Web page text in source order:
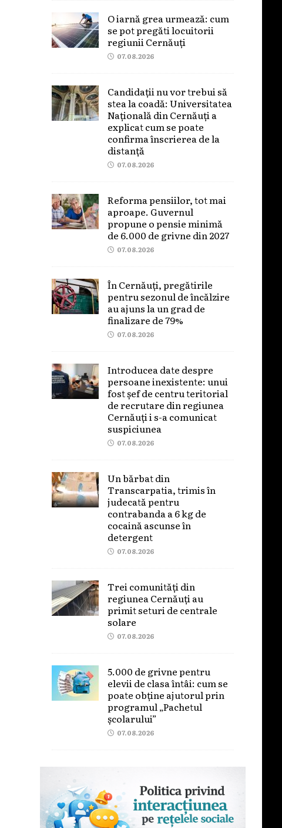
O iarnă grea urmează: cum
se pot pregăti locuitorii
regiunii Cernăuți
07.08.2026
Candidații nu vor trebui să
stea la coadă: Universitatea
Națională din Cernăuți a
explicat cum se poate
confirma înscrierea de la
distanță
07.08.2026
Reforma pensiilor, tot mai
aproape. Guvernul
propune o pensie minimă
de 6.000 de grivne din 2027
07.08.2026
În Cernăuți, pregătirile
pentru sezonul de încălzire
au ajuns la un grad de
finalizare de 79%
07.08.2026
Introducea date despre
persoane inexistente: unui
fost șef de centru teritorial
de recrutare din regiunea
Cernăuți i s-a comunicat
suspiciunea
07.08.2026
Un bărbat din
Transcarpatia, trimis în
judecată pentru
contrabanda a 6 kg de
cocaină ascunse în
detergent
07.08.2026
Trei comunități din
regiunea Cernăuți au
primit seturi de centrale
solare
07.08.2026
5.000 de grivne pentru
elevii de clasa întâi: cum se
poate obține ajutorul prin
programul „Pachetul
școlarului”
07.08.2026